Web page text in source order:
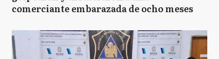
comerciante embarazada de ocho meses